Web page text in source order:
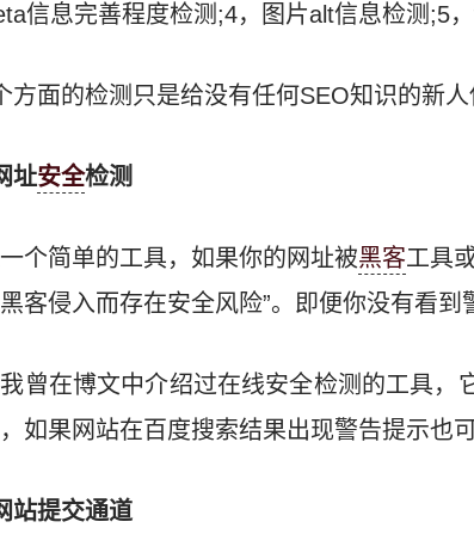
信息完善程度检测;4，图片alt信息检测;5
方面的检测只是给没有任何SEO知识的新人
址安全检测
个简单的工具，如果你的网址被黑客工具
客侵入而存在安全风险”。即便你没有看到
曾在博文中介绍过在线安全检测的工具，
如果网站在百度搜索结果出现警告提示也
站提交通道